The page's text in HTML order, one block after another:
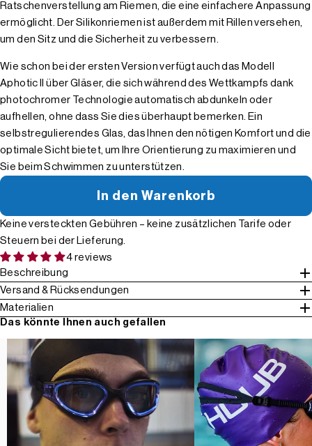
Ratschenverstellung am Riemen, die eine einfachere Anpassung
ermöglicht. Der Silikonriemen ist außerdem mit Rillen versehen,
um den Sitz und die Sicherheit zu verbessern.
Wie schon bei der ersten Version verfügt auch das Modell
Aphotic II über Gläser, die sich während des Wettkampfs dank
photochromer Technologie automatisch abdunkeln oder
aufhellen, ohne dass Sie dies überhaupt bemerken. Ein
selbstregulierendes Glas, das Ihnen den nötigen Komfort und die
optimale Sicht bietet, um Ihre Orientierung zu maximieren und
Sie beim Schwimmen zu unterstützen.
In den Warenkorb
Keine versteckten Gebühren – keine zusätzlichen Tarife oder
Steuern bei der Lieferung.
4 reviews
Beschreibung
Versand & Rücksendungen
Materialien
Das könnte Ihnen auch gefallen